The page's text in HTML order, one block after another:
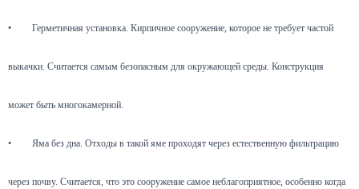
• Герметичная установка. Кирпичное сооружение, которое не требует частой
выкачки. Считается самым безопасным для окружающей среды. Конструкция
может быть многокамерной.
• Яма без дна. Отходы в такой яме проходят через естественную фильтрацию
через почву. Считается, что это сооружение самое неблагоприятное, особенно когда